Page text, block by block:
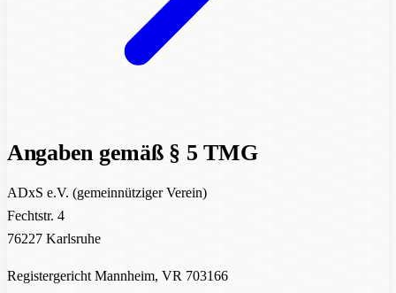
Angaben gemäß § 5 TMG
ADxS e.V. (gemeinnütziger Verein)
Fechtstr. 4
76227 Karlsruhe
Registergericht Mannheim, VR 703166